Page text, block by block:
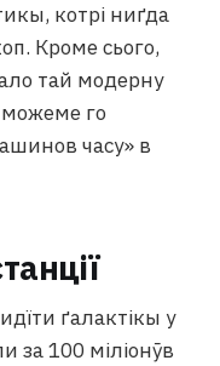
котрі ниґда
Кроме сього,
тай модерну
можеме го
часу» в
ґалактікы у
за 100 міліонӯв